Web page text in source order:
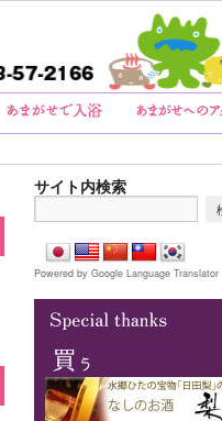
サイト内検索
Powered by Google Language Translator